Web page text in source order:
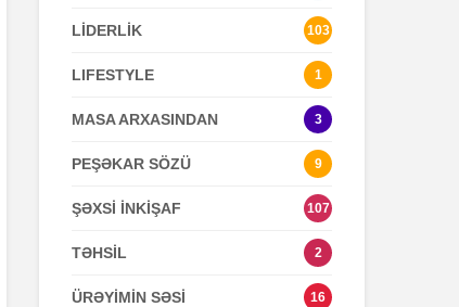
LİDERLİK 103
LIFESTYLE 1
MASA ARXASINDAN 3
PEŞƏKAR SÖZÜ 9
ŞƏXSİ İNKİŞAF 107
TƏHSİL 2
ÜRƏYİMİN SƏSİ 16
yoxsa biz?